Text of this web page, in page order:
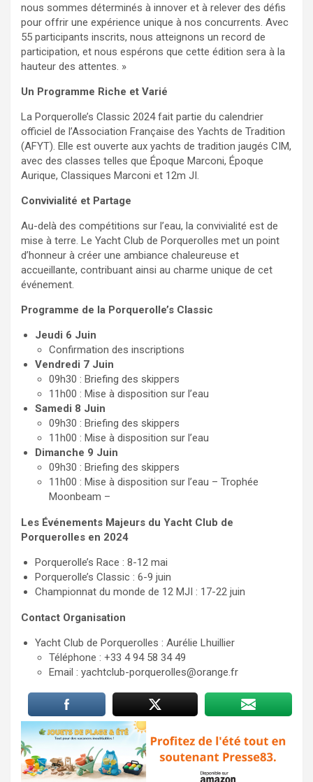
nous sommes déterminés à innover et à relever des défis
pour offrir une expérience unique à nos concurrents. Avec
55 participants inscrits, nous atteignons un record de
participation, et nous espérons que cette édition sera à la
hauteur des attentes. »
Un Programme Riche et Varié
La Porquerolle’s Classic 2024 fait partie du calendrier
officiel de l’Association Française des Yachts de Tradition
(AFYT). Elle est ouverte aux yachts de tradition jaugés CIM,
avec des classes telles que Époque Marconi, Époque
Aurique, Classiques Marconi et 12m JI.
Convivialité et Partage
Au-delà des compétitions sur l’eau, la convivialité est de
mise à terre. Le Yacht Club de Porquerolles met un point
d’honneur à créer une ambiance chaleureuse et
accueillante, contribuant ainsi au charme unique de cet
événement.
Programme de la Porquerolle’s Classic
Jeudi 6 Juin
Confirmation des inscriptions
Vendredi 7 Juin
09h30 : Briefing des skippers
11h00 : Mise à disposition sur l’eau
Samedi 8 Juin
09h30 : Briefing des skippers
11h00 : Mise à disposition sur l’eau
Dimanche 9 Juin
09h30 : Briefing des skippers
11h00 : Mise à disposition sur l’eau – Trophée
Moonbeam –
Les Événements Majeurs du Yacht Club de
Porquerolles en 2024
Porquerolle’s Race : 8-12 mai
Porquerolle’s Classic : 6-9 juin
Championnat du monde de 12 MJI : 17-22 juin
Contact Organisation
Yacht Club de Porquerolles : Aurélie Lhuillier
Téléphone : +33 4 94 58 34 49
Email : yachtclub-porquerolles@orange.fr